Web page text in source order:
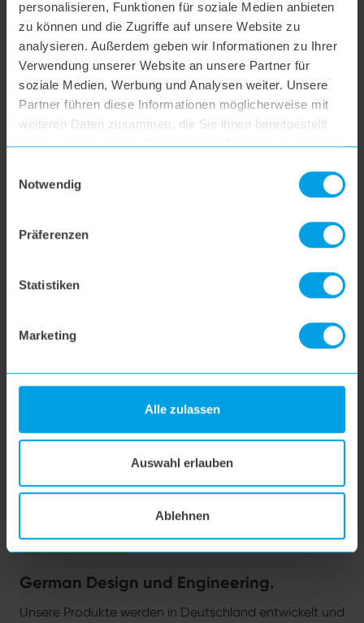
personalisieren, Funktionen für soziale Medien anbieten
zu können und die Zugriffe auf unsere Website zu
analysieren. Außerdem geben wir Informationen zu Ihrer
Verwendung unserer Website an unsere Partner für
soziale Medien, Werbung und Analysen weiter. Unsere
Partner führen diese Informationen möglicherweise mit
weiteren Daten zusammen, die Sie ihnen bereitgestellt
haben oder die sie im Rahmen Ihrer Nutzung der Dienste
Notwendig
Präferenzen
Statistiken
Marketing
Alle zulassen
Auswahl erlauben
Ablehnen
hoogo BS5
hoogo N5
SUCHE
German Design und Engineering.
Unsere Produkte werden in Deutschland entwickelt und